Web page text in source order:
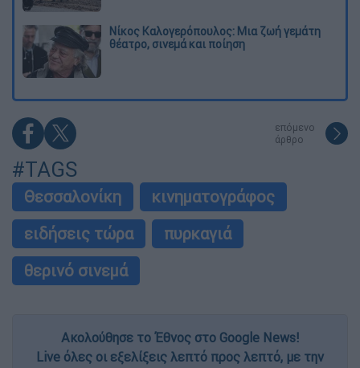
Νίκος Καλογερόπουλος: Μια ζωή γεμάτη
θέατρο, σινεμά και ποίηση
επόμενο
άρθρο
#TAGS
Θεσσαλονίκη
κινηματογράφος
ειδήσεις τώρα
πυρκαγιά
θερινό σινεμά
Ακολούθησε το Έθνος στο Google News!
Live όλες οι εξελίξεις λεπτό προς λεπτό, με την